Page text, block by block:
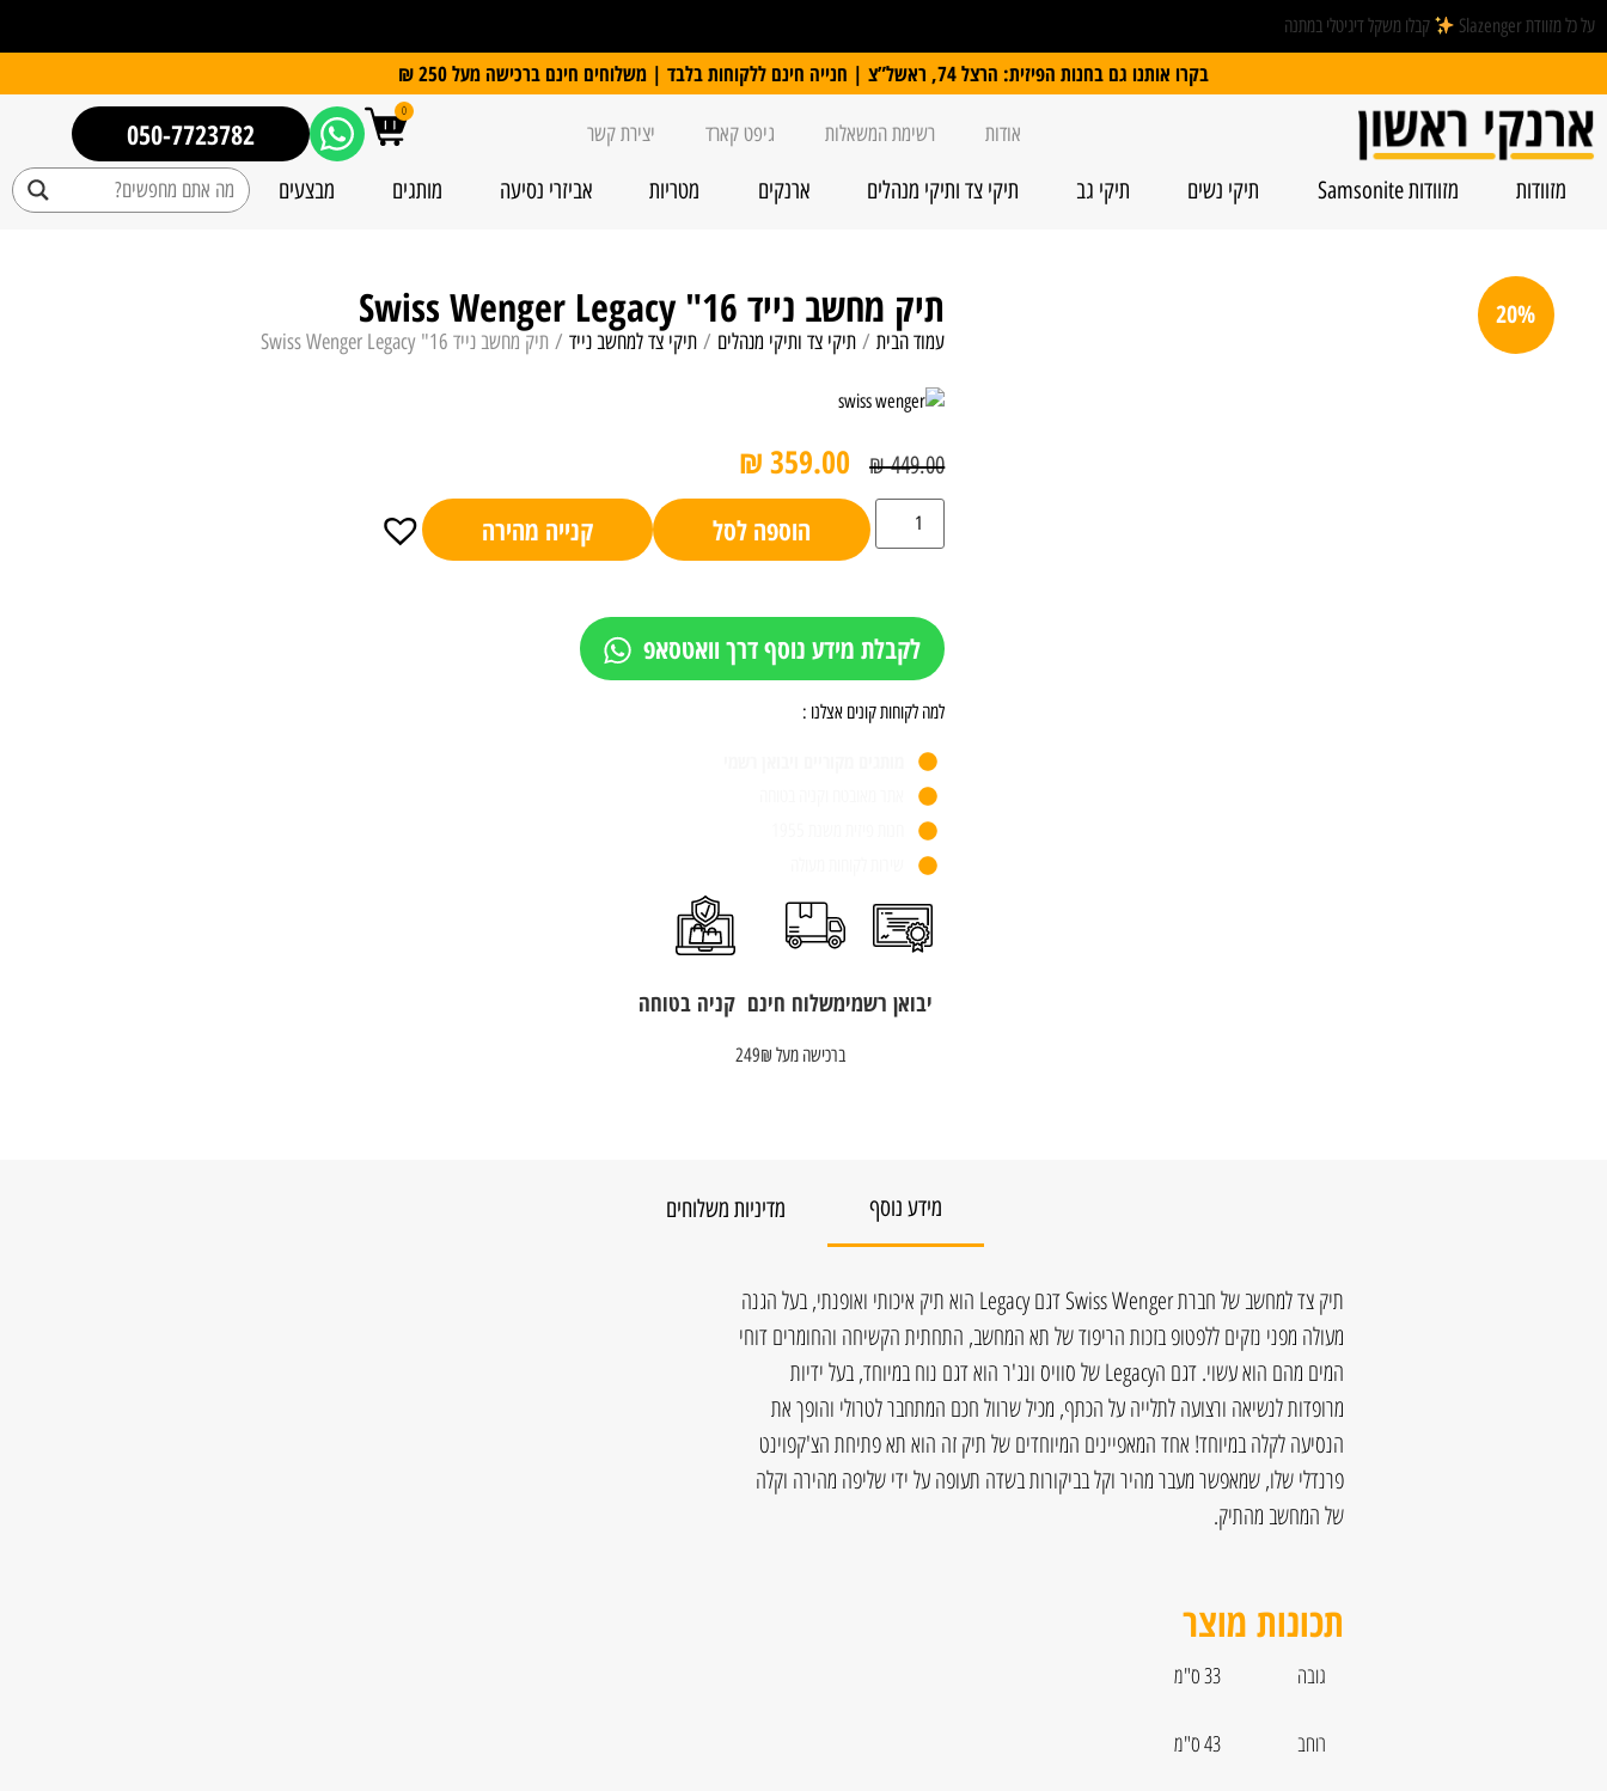
על כל מזוודת Slazenger קבלו משקל דיגיטלי במתנה
בקרו אותנו גם בחנות הפיזית: הרצל 74, ראשל”צ | חנייה חינם ללקוחות בלבד | משלוחים חינם ברכישה מעל 250 ₪
אודות רשימת המשאלות גיפט קארד יצירת קשר
0
050-7723782
מזוודות מזוודות Samsonite תיקי נשים תיקי גב תיקי צד ותיקי מנהלים ארנקים מטריות אביזרי נסיעה מותגים מבצעים
תיק מחשב נייד 16" Swiss Wenger Legacy
עמוד הבית/ תיקי צד ותיקי מנהלים / תיקי צד למחשב נייד/ תיק מחשב נייד 16" Swiss Wenger Legacy
₪449.00
₪359.00
הוספה לסל קנייה מהירה
לקבלת מידע נוסף דרך וואטסאפ
למה לקוחות קונים אצלנו :
יבואן רשמימשלוח חינם
ברכישה מעל 249₪
קניה בטוחה
20%
מידע נוסף מדיניות משלוחים
תיק צד למחשב של חברת Swiss Wenger דגם Legacy הוא תיק איכותי ואופנתי, בעל הגנה
מעולה מפני נזקים ללפטופ בזכות הריפוד של תא המחשב, התחתית הקשיחה והחומרים דוחי
המים מהם הוא עשוי. דגם הLegacy של סוויס ונג'ר הוא דגם נוח במיוחד, בעל ידיות
מרופדות לנשיאה ורצועה לתלייה על הכתף, מכיל שרוול חכם המתחבר לטרולי והופך את
הנסיעה לקלה במיוחד! אחד המאפיינים המיוחדים של תיק זה הוא תא פתיחת הצ'קפוינט
פרנדלי שלו, שמאפשר מעבר מהיר וקל בביקורות בשדה תעופה על ידי שליפה מהירה וקלה
של המחשב מהתיק.
תכונות מוצר
גובה 33 ס"מ
רוחב 43 ס"מ